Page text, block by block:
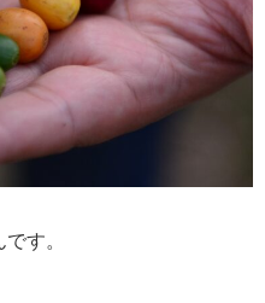
す。